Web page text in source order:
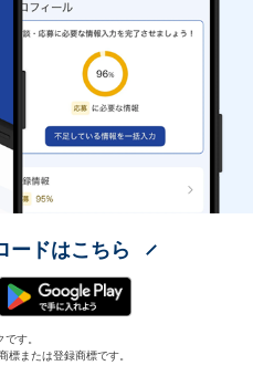
ードはこちら
す。
または登録商標です。